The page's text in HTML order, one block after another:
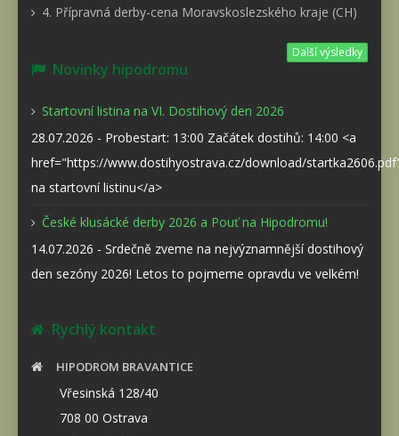
4. Přípravná derby-cena Moravskoslezského kraje (CH)
Další výsledky
Novinky hipodromu
Startovní listina na VI. Dostihový den 2026
28.07.2026 - Probestart: 13:00 Začátek dostihů: 14:00 <a
href="https://www.dostihyostrava.cz/download/
na startovní listinu</a>
České klusácké derby 2026 a Pouť na Hipodromu!
14.07.2026 - Srdečně zveme na nejvýznamnější dostihový
den sezóny 2026! Letos to pojmeme opravdu ve velkém!
Rychlý kontakt
HIPODROM BRAVANTICE
Vřesinská 128/40
708 00 Ostrava